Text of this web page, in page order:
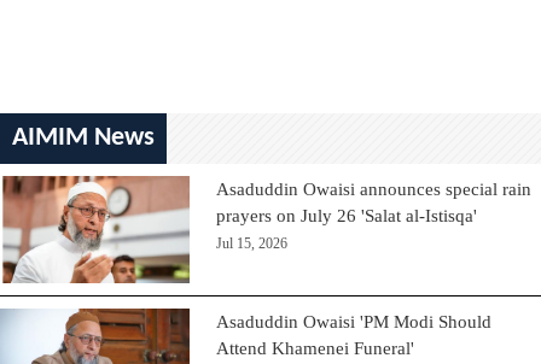
AIMIM News
Asaduddin Owaisi announces special rain
prayers on July 26 'Salat al-Istisqa'
Jul 15, 2026
Asaduddin Owaisi 'PM Modi Should
Attend Khamenei Funeral'